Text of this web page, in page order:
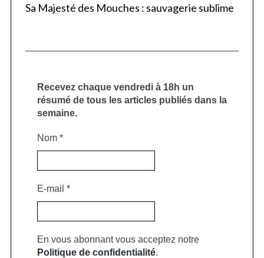
Sa Majesté des Mouches : sauvagerie sublime
Recevez chaque vendredi à 18h un
résumé de tous les articles publiés dans la
semaine.
Nom *
E-mail *
En vous abonnant vous acceptez notre
Politique de confidentialité.